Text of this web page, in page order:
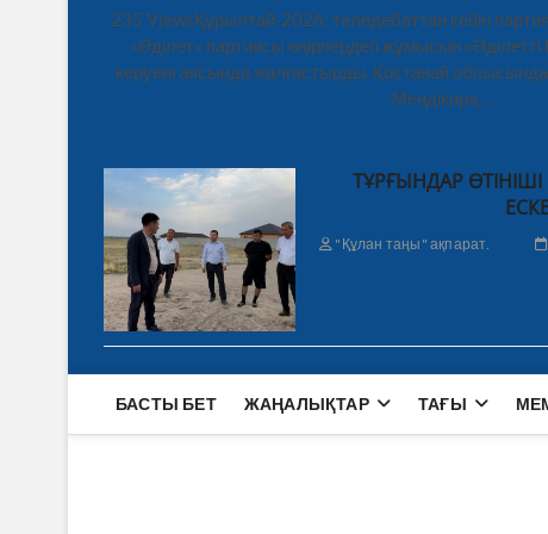
235 ViewsҚұрылтай-2026: теледебаттан кейін
«Әділет» партиясы өңірлердегі жұмысын
керуені аясында жалғастырды. Қостанай
Меңдіқара,…
ТҰРҒЫНДАР
"Құлан таңы" ақпарат.
БАСТЫ БЕТ ЖАҢАЛЫҚТАР ТАҒЫ